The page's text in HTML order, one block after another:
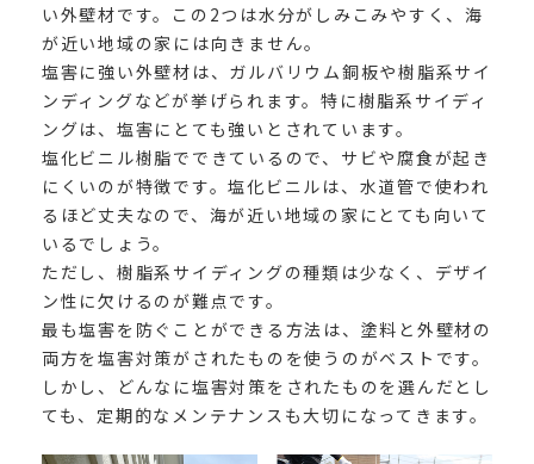
い外壁材です。この2つは水分がしみこみやすく、海
が近い地域の家には向きません。
塩害に強い外壁材は、ガルバリウム銅板や樹脂系サイ
ンディングなどが挙げられます。特に樹脂系サイディ
ングは、塩害にとても強いとされています。
塩化ビニル樹脂でできているので、サビや腐食が起き
にくいのが特徴です。塩化ビニルは、水道管で使われ
るほど丈夫なので、海が近い地域の家にとても向いて
いるでしょう。
ただし、樹脂系サイディングの種類は少なく、デザイ
ン性に欠けるのが難点です。
最も塩害を防ぐことができる方法は、塗料と外壁材の
両方を塩害対策がされたものを使うのがベストです。
しかし、どんなに塩害対策をされたものを選んだとし
ても、定期的なメンテナンスも大切になってきます。